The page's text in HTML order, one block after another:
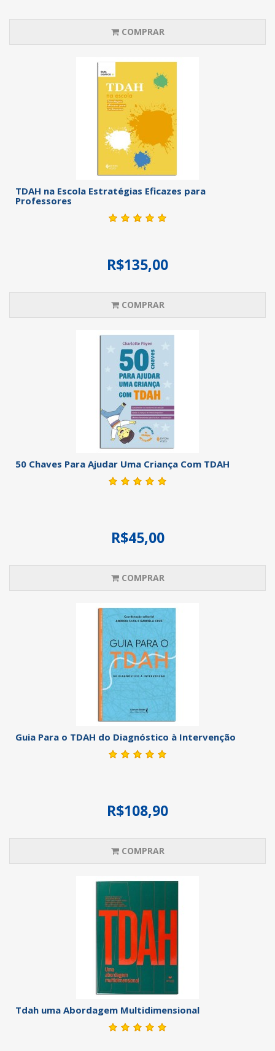
COMPRAR
TDAH na Escola Estratégias Eficazes para
Professores
R$135,00
COMPRAR
50 Chaves Para Ajudar Uma Criança Com TDAH
R$45,00
COMPRAR
Guia Para o TDAH do Diagnóstico à Intervenção
R$108,90
COMPRAR
Tdah uma Abordagem Multidimensional